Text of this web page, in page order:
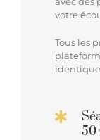
votre
Tous les
50